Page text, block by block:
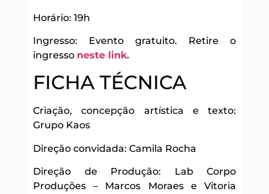
Horário: 19h
Ingresso: Evento gratuito. Retire o
ingresso neste link.
FICHA TÉCNICA
Criação, concepção artística e texto:
Grupo Kaos
Direção convidada: Camila Rocha
Direção de Produção: Lab Corpo
Produções – Marcos Moraes e Vitoria